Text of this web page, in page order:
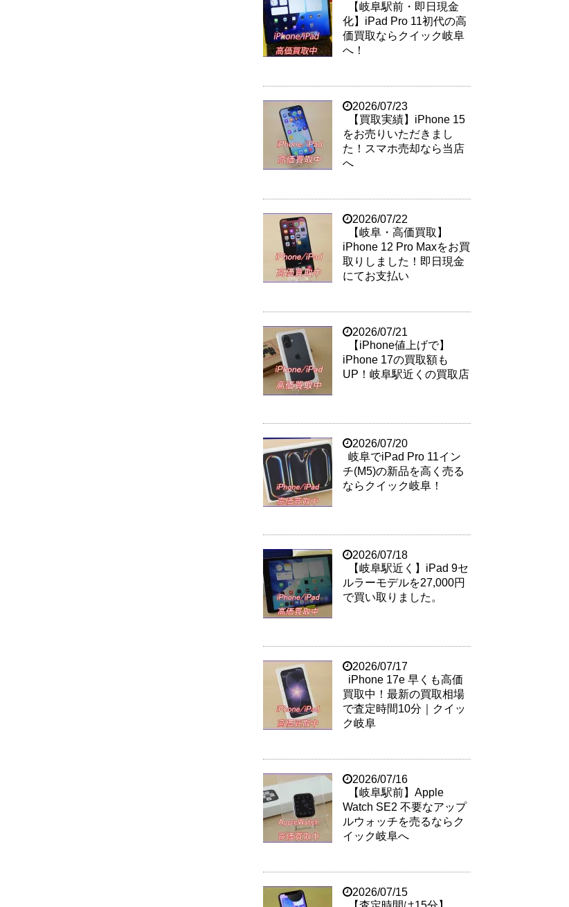
【岐阜駅前・即日現金
化】iPad Pro 11初代の高
価買取ならクイック岐阜
へ！
2026/07/23
【買取実績】iPhone 15
をお売りいただきまし
た！スマホ売却なら当店
へ
2026/07/22
【岐阜・高価買取】
iPhone 12 Pro Maxをお買
取りしました！即日現金
にてお支払い
2026/07/21
【iPhone値上げで】
iPhone 17の買取額も
UP！岐阜駅近くの買取店
2026/07/20
岐阜でiPad Pro 11イン
チ(M5)の新品を高く売る
ならクイック岐阜！
2026/07/18
【岐阜駅近く】iPad 9セ
ルラーモデルを27,000円
で買い取りました。
2026/07/17
iPhone 17e 早くも高価
買取中！最新の買取相場
で査定時間10分｜クイッ
ク岐阜
2026/07/16
【岐阜駅前】Apple
Watch SE2 不要なアップ
ルウォッチを売るならク
イック岐阜へ
2026/07/15